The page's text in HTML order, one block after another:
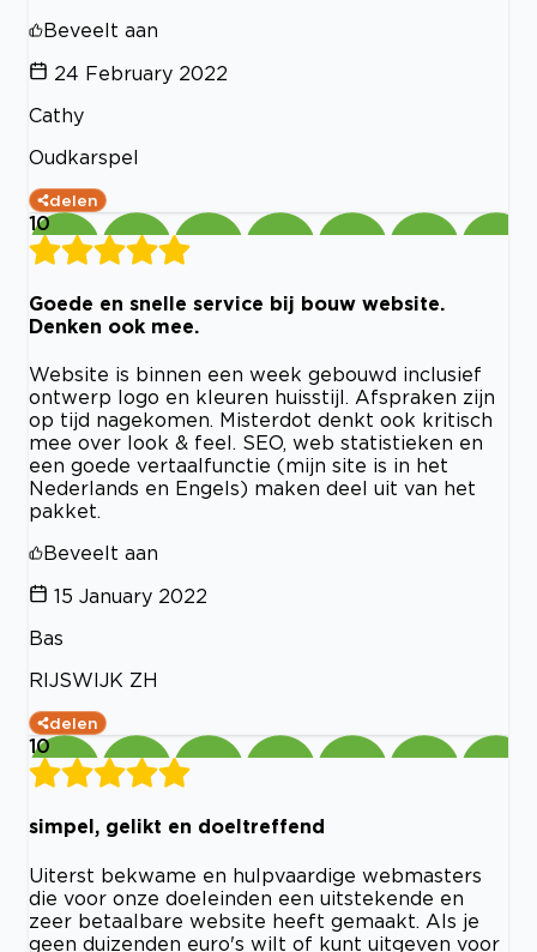
Beveelt aan
24 February 2022
Cathy
Oudkarspel
delen
10
Goede en snelle service bij bouw website.
Denken ook mee.
Website is binnen een week gebouwd inclusief
ontwerp logo en kleuren huisstijl. Afspraken zijn
op tijd nagekomen. Misterdot denkt ook kritisch
mee over look & feel. SEO, web statistieken en
een goede vertaalfunctie (mijn site is in het
Nederlands en Engels) maken deel uit van het
pakket.
Beveelt aan
15 January 2022
Bas
RIJSWIJK ZH
delen
10
simpel, gelikt en doeltreffend
Uiterst bekwame en hulpvaardige webmasters
die voor onze doeleinden een uitstekende en
zeer betaalbare website heeft gemaakt. Als je
geen duizenden euro's wilt of kunt uitgeven voor